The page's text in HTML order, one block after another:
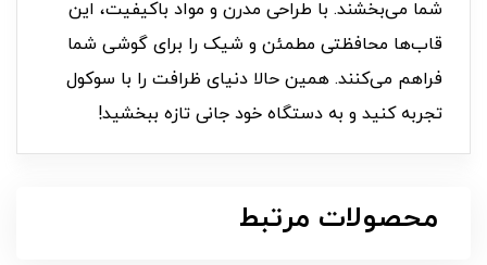
شما می‌بخشند. با طراحی مدرن و مواد باکیفیت، این
قاب‌ها محافظتی مطمئن و شیک را برای گوشی‌ شما
فراهم می‌کنند. همین حالا دنیای ظرافت را با سوکول
تجربه کنید و به دستگاه خود جانی تازه ببخشید!
محصولات مرتبط